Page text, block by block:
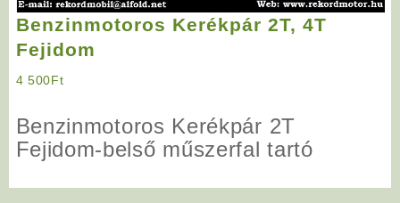
Benzinmotoros Kerékpár 2T, 4T
Fejidom
4 500Ft
Benzinmotoros Kerékpár 2T
Fejidom-belső műszerfal tartó